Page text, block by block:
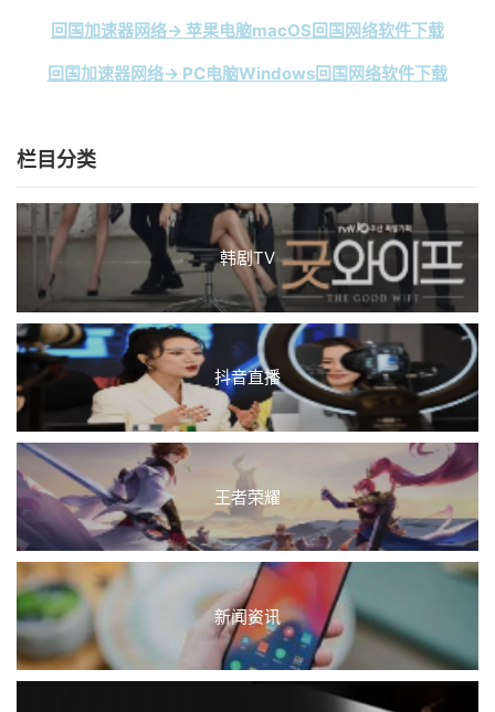
回国加速器网络→ 苹果电脑macOS回国网络软件下载
回国加速器网络→ PC电脑Windows回国网络软件下载
栏目分类
韩剧TV
抖音直播
王者荣耀
新闻资讯